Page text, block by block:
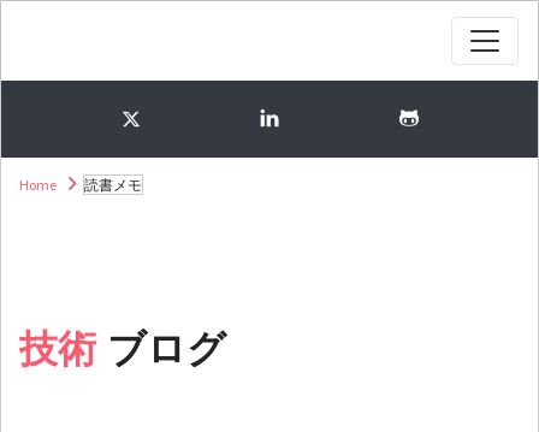
Home 読書メモ
技術 ブログ